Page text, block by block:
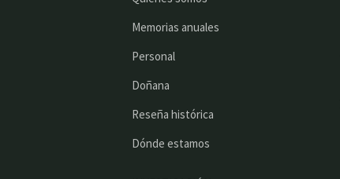
Memorias anuales
Personal
Doñana
Reseña histórica
Dónde estamos